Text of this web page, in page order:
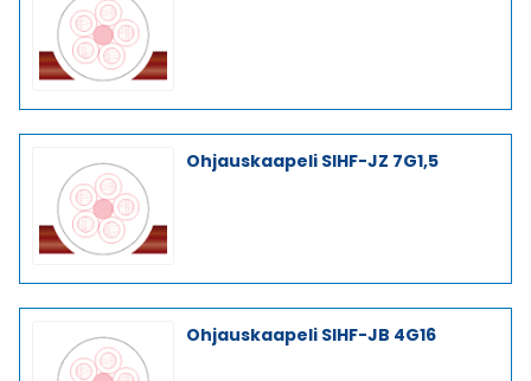
Ohjauskaapeli SIHF-JZ 7G1,5
Ohjauskaapeli SIHF-JB 4G16